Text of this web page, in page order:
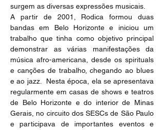
surgem as diversas expressões musicais.
A partir de 2001, Rodica formou duas
bandas em Belo Horizonte e iniciou um
trabalho que tinha como objetivo principal
demonstrar as várias manifestações da
música afro-americana, desde os spirituals
e canções de trabalho, chegando ao blues
e ao jazz.  Nesta época, ela se apresentava
regularmente em casas de shows e teatros
de Belo Horizonte e do interior de Minas
Gerais, no circuito dos SESCs de São Paulo
e participava de importantes eventos e